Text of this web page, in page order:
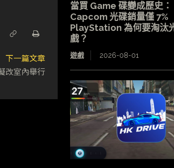
下一篇文章
改室內舉行
當買 Game 碟變成歷史：
Capcom 光碟銷量僅 7%
PlayStation 為何要淘汰
戲？
遊戲 2026-08-01